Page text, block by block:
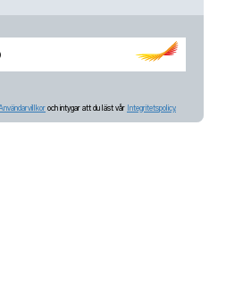
och intygar att du läst vår Integritetspolicy.